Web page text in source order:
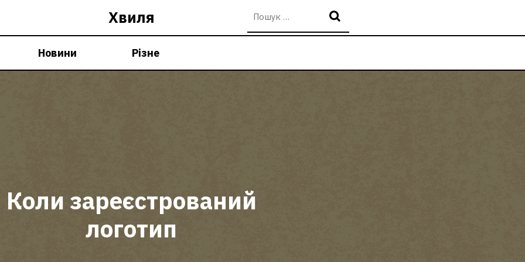
Хвиля
Новини Різне
Коли зареєстрований
логотип